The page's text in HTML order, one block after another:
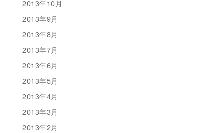
2013年10月
2013年9月
2013年8月
2013年7月
2013年6月
2013年5月
2013年4月
2013年3月
2013年2月